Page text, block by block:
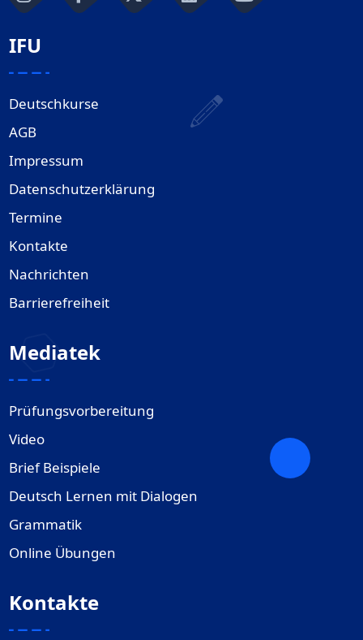
IFU
Deutschkurse
AGB
Impressum
Datenschutzerklärung
Termine
Kontakte
Nachrichten
Barrierefreiheit
Mediatek
Prüfungsvorbereitung
Video
Brief Beispiele
Deutsch Lernen mit Dialogen
Grammatik
Online Übungen
Kontakte